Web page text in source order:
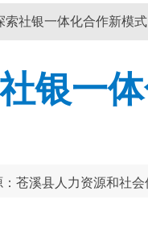
索社银一体化合作新模
银一
：苍溪县人力资源和社会